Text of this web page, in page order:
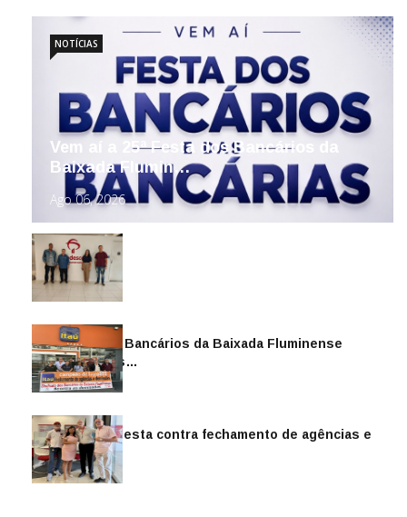
Vem aí a 25ª Festa dos Bancários da
Baixada Flumin…
Ago 06, 2026
NOTÍCIAS
Sindicato dos Bancários da Baixada Fluminense
reintegra mais…
Jul 14, 2026
Sindicato protesta contra fechamento de agências e
as demiss…
Mai 13, 2026